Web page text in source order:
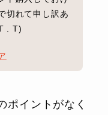
切れて申し訳あ
. T)
ポイントがなく